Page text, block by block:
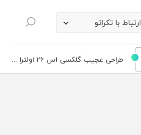
ارتباط با تکراتو
جستجو
طراحی عجیب گلکسی اس 26 اولترا ...